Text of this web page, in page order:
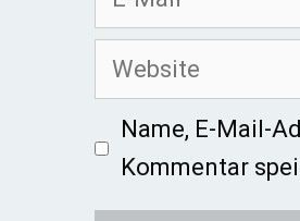
Mail
Website
Name, E-Mail-
Kommentar